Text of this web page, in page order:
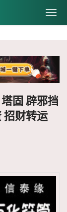
固 辟邪挡
招财转运